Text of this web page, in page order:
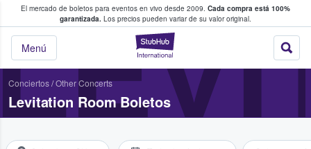
El mercado de boletos para eventos en vivo desde 2009. Cada compra está 100%
garantizada. Los precios pueden variar de su valor original.
StubHub: donde
Menú
fans compran y venden boletos
Conciertos/Other Concerts
Levitation Room Boletos